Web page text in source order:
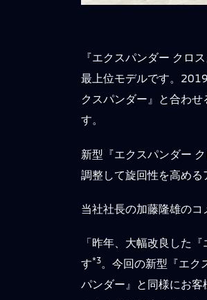
『エクスパンダー クロ
最上位モデルです。
クスパンダー』と合わ
す。
新型『エクスパンダー
調整して旋回性を高める
当社社長の加藤隆雄のコ
「昨年、大幅改良した
す*3。今回の新型『エク
パンダー』と同様にお